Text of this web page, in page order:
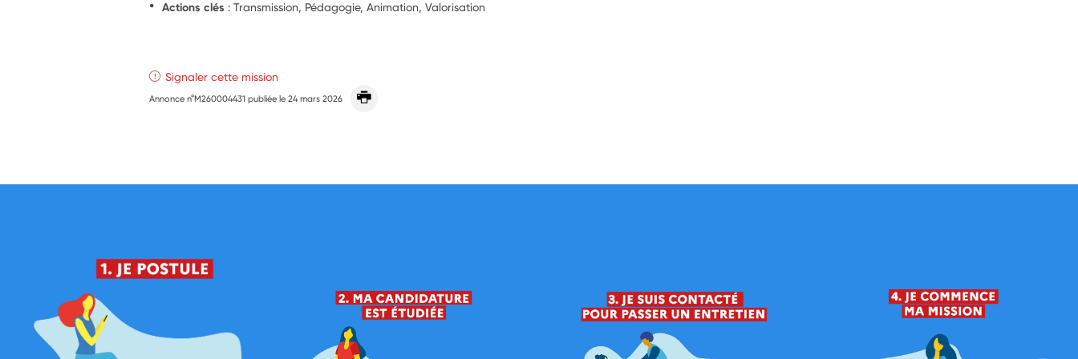
Actions clés : Transmission, Pédagogie, Animation, Valorisation
Signaler cette mission
Annonce n°M260004431 publiée le24 mars 2026